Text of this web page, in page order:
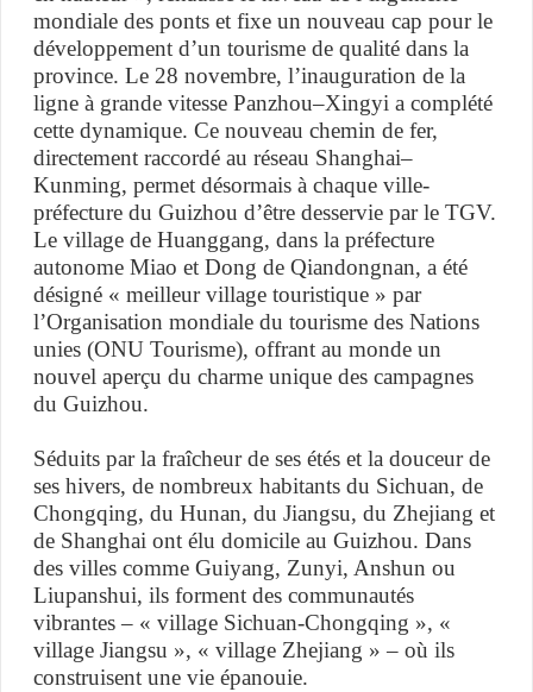
mondiale des ponts et fixe un nouveau cap pour le
développement d’un tourisme de qualité dans la
province. Le 28 novembre, l’inauguration de la
ligne à grande vitesse Panzhou–Xingyi a complété
cette dynamique. Ce nouveau chemin de fer,
directement raccordé au réseau Shanghai–
Kunming, permet désormais à chaque ville-
préfecture du Guizhou d’être desservie par le TGV.
Le village de Huanggang, dans la préfecture
autonome Miao et Dong de Qiandongnan, a été
désigné « meilleur village touristique » par
l’Organisation mondiale du tourisme des Nations
unies (ONU Tourisme), offrant au monde un
nouvel aperçu du charme unique des campagnes
du Guizhou.
Séduits par la fraîcheur de ses étés et la douceur de
ses hivers, de nombreux habitants du Sichuan, de
Chongqing, du Hunan, du Jiangsu, du Zhejiang et
de Shanghai ont élu domicile au Guizhou. Dans
des villes comme Guiyang, Zunyi, Anshun ou
Liupanshui, ils forment des communautés
vibrantes – « village Sichuan-Chongqing », «
village Jiangsu », « village Zhejiang » – où ils
construisent une vie épanouie.